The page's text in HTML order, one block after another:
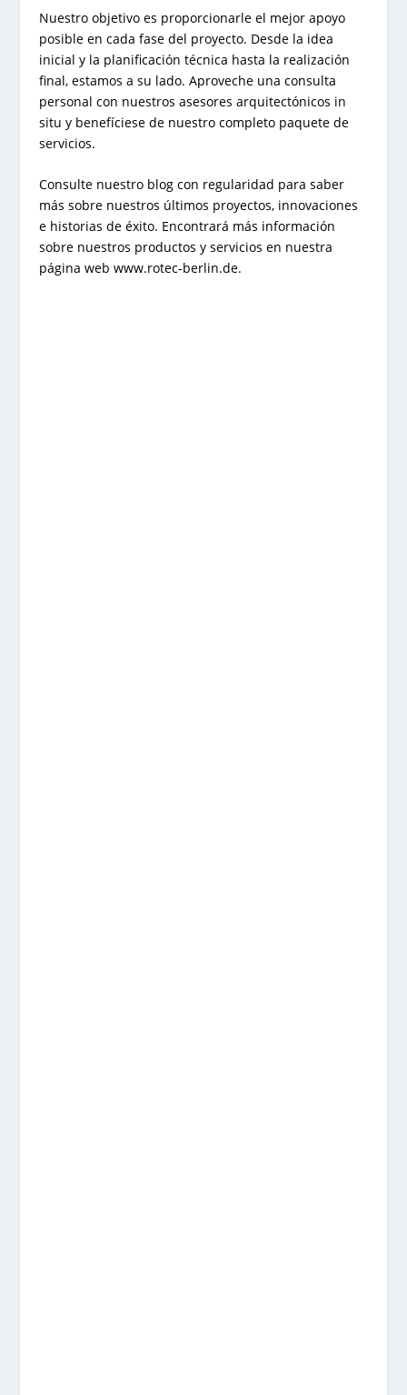
Nuestro objetivo es proporcionarle el mejor apoyo
posible en cada fase del proyecto. Desde la idea
inicial y la planificación técnica hasta la realización
final, estamos a su lado. Aproveche una consulta
personal con nuestros asesores arquitectónicos in
situ y benefíciese de nuestro completo paquete de
servicios.
Consulte nuestro blog con regularidad para saber
más sobre nuestros últimos proyectos, innovaciones
e historias de éxito. Encontrará más información
sobre nuestros productos y servicios en nuestra
página web www.rotec-berlin.de.